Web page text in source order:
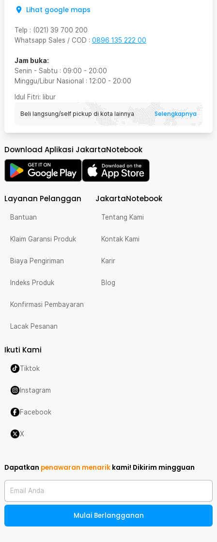
Lihat google maps
Telp : (021) 39 700 200
Whatsapp Sales / COD : 0896 135 222 00
Jam buka:
Senin - Sabtu : 09:00 - 20:00
Minggu/Libur Nasional : 12:00 - 20:00
Idul Fitri: libur
Beli langsung/self pickup di kota lainnya Selengkapnya
Download Aplikasi JakartaNotebook
Layanan Pelanggan
Bantuan
Klaim Garansi Produk
Biaya Pengiriman
Indeks Produk
Konfirmasi Pembayaran
Lacak Pesanan
JakartaNotebook
Tentang Kami
Kontak Kami
Karir
Blog
Ikuti Kami
Tiktok
Instagram
Facebook
X
Dapatkan penawaran menarik kami! Dikirim mingguan
Email Anda
Mulai Berlangganan